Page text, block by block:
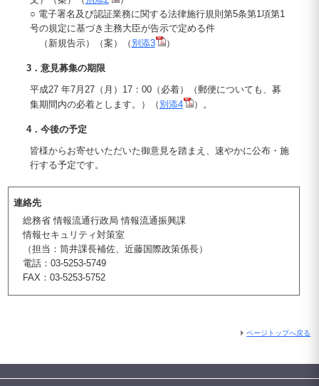
○ 電子署名及び認証業務に関する法律施行規則第5条第1項第1
号の規定に基づき主務大臣が告示で定める件
（新規告示）（案）（ 別添3 ）
3．意見募集の期限
平成27 年7月27（月）17：00（必着）（郵便についても、募
集期間内の必着とします。）（ 別添4 ）。
4．今後の予定
皆様からお寄せいただいた御意見を踏まえ、速やかに公布・施
行する予定です。
連絡先
総務省 情報流通行政局 情報流通振興課
情報セキュリティ対策室
（担当：筒井課長補佐、近藤国際政策係長）
電話：03-5253-5749
FAX：03-5253-5752
ページトップへ戻る